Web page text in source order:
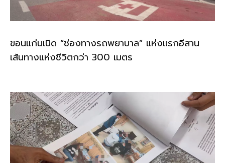
ขอนแก่นเปิด “ช่องทางรถพยาบาล” แห่งแรกอีสาน
เส้นทางแห่งชีวิตกว่า 300 เมตร